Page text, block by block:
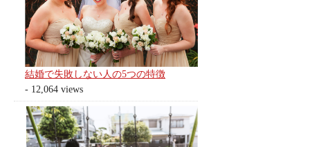
結婚で失敗しない人の5つの特徴
- 12,064 views